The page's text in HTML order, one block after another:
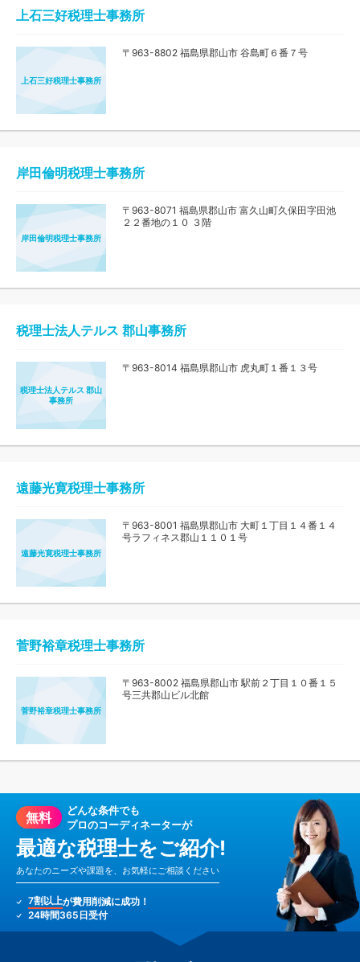
上石三好税理士事務所
上石三好税理士事務所
〒963-8802 福島県郡山市 谷島町６番７号
岸田倫明税理士事務所
岸田倫明税理士事務所
〒963-8071 福島県郡山市 富久山町久保田字田池
２２番地の１０ ３階
税理士法人テルス 郡山事務所
税理士法人テルス 郡山
事務所
〒963-8014 福島県郡山市 虎丸町１番１３号
遠藤光寛税理士事務所
遠藤光寛税理士事務所
〒963-8001 福島県郡山市 大町１丁目１４番１４
号ラフィネス郡山１１０１号
菅野裕章税理士事務所
菅野裕章税理士事務所
〒963-8002 福島県郡山市 駅前２丁目１０番１５
号三共郡山ビル北館
無料
どんな条件でも
プロのコーディネーターが
最適な税理士をご紹介!
あなたのニーズや課題を、お気軽にご相談ください
7割以上が費用削減に成功！
24時間365日受付